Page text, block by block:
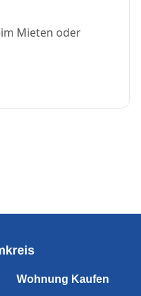
Mieten oder
Wohnung Kaufen